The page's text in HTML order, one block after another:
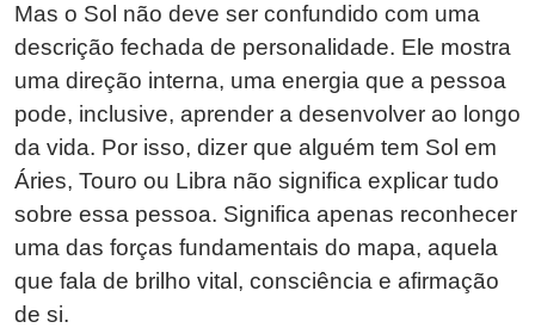
Mas o Sol não deve ser confundido com uma
descrição fechada de personalidade. Ele mostra
uma direção interna, uma energia que a pessoa
pode, inclusive, aprender a desenvolver ao longo
da vida. Por isso, dizer que alguém tem Sol em
Áries, Touro ou Libra não significa explicar tudo
sobre essa pessoa. Significa apenas reconhecer
uma das forças fundamentais do mapa, aquela
que fala de brilho vital, consciência e afirmação
de si.